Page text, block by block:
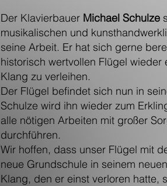
Der Klavierbauer Michael Schulze
musikalischen und
seine Arbeit. Er hat sich gerne
historisch wertvollen Flügel wieder
Klang zu verleihen.
Der Flügel befindet sich nun in
Schulze wird ihn wieder zum
alle nötigen Arbeiten mit großer
durchführen.
Wir hoffen, dass unser Flügel mit
neue Grundschule in seinem
Klang, den er einst verloren hatte,